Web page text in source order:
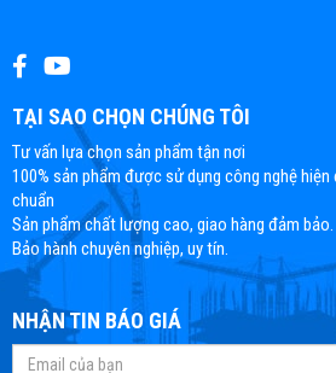
TẠI SAO CHỌN CHÚNG TÔI
Tư vấn lựa chọn sản phẩm tận nơi
100% sản phẩm được sử dụng công nghệ
chuẩn
Sản phẩm chất lượng cao, giao hàng đảm bảo.
Bảo hành chuyên nghiệp, uy tín.
NHẬN TIN BÁO GIÁ